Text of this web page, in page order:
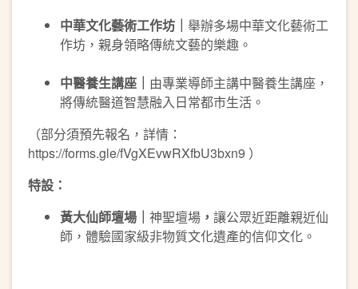
中華文化藝術工作坊 ｜ 舉辦多場中華文化藝術工
作坊，親身領略傳統文藝的樂趣。
中醫養生講座｜ 由專業導師主講中醫養生講座，
將傳統醫道智慧融入日常都市生活。
（部分須預先報名，詳情：
https://forms.gle/fVgXEvwRXfbU3bxn9 ）
特設：
黃大仙師壇場｜ 神聖壇場 ， 讓公眾近距離親近仙
師，體驗國家級非物質文化遺產的信仰文化。